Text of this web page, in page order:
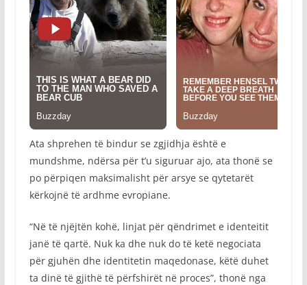
Ata shprehen të bindur se zgjidhja është e
mundshme, ndërsa për t’u siguruar ajo, ata thonë se
po përpiqen maksimalisht për arsye se qytetarët
kërkojnë të ardhme evropiane.
“Në të njëjtën kohë, linjat për qëndrimet e identeitit
janë të qartë. Nuk ka dhe nuk do të ketë negociata
për gjuhën dhe identitetin maqedonase, këtë duhet
ta dinë të gjithë të përfshirët në proces”, thonë nga